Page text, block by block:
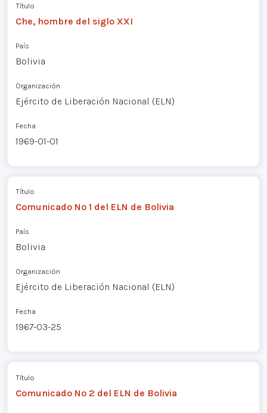
Título
Che, hombre del siglo XXI
País
Bolivia
Organización
Ejército de Liberación Nacional (ELN)
Fecha
1969-01-01
Título
Comunicado Nº 1 del ELN de Bolivia
País
Bolivia
Organización
Ejército de Liberación Nacional (ELN)
Fecha
1967-03-25
Título
Comunicado Nº 2 del ELN de Bolivia